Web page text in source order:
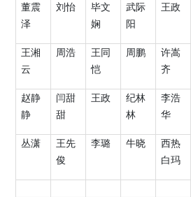
董震
泽
刘怡
毕文
娴
武际
阳
王政
王湘
云
周浩
王同
恺
周鹏
许嵩
齐
赵静
静
闫甜
甜
王政
纪林
林
李浩
华
丛潇
王先
俊
李璐 牛晓
西热
白玛